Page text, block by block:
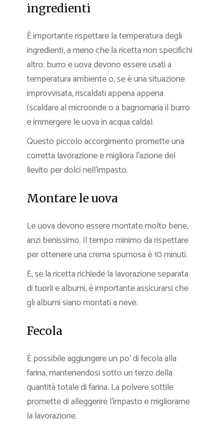
ingredienti
È importante rispettare la temperatura degli
ingredienti, a meno che la ricetta non specifichi
altro: burro e uova devono essere usati a
temperatura ambiente o, se è una situazione
improvvisata, riscaldati appena appena
(scaldare al microonde o a bagnomaria il burro
e immergere le uova in acqua calda).
Questo piccolo accorgimento promette una
corretta lavorazione e migliora l’azione del
lievito per dolci nell’impasto.
Montare le uova
Le uova devono essere montate molto bene,
anzi benissimo. Il tempo minimo da rispettare
per ottenere una crema spumosa è 10 minuti.
E, se la ricetta richiede la lavorazione separata
di tuorli e albumi, è importante assicurarsi che
gli albumi siano montati a neve.
Fecola
È possibile aggiungere un po’ di fecola alla
farina, mantenendosi sotto un terzo della
quantità totale di farina. La polvere sottile
promette di alleggerire l’impasto e migliorarne
la lavorazione.